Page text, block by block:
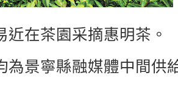
近在茶園采摘惠明茶。
為景寧縣融媒體中間供